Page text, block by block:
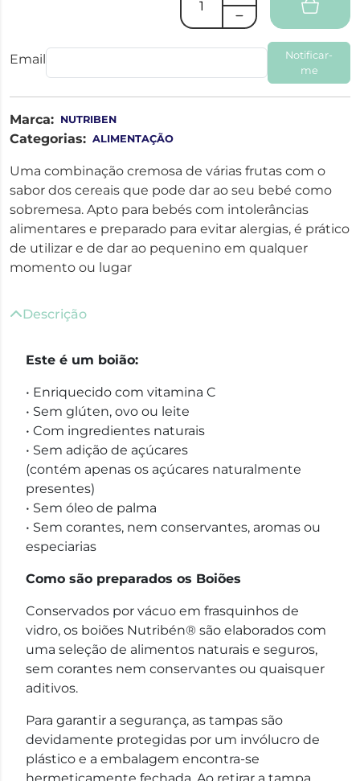
Email
Notificar-
me
Marca: NUTRIBEN
Categorias: ALIMENTAÇÃO
Uma combinação cremosa de várias frutas com o
sabor dos cereais que pode dar ao seu bebé como
sobremesa. Apto para bebés com intolerâncias
alimentares e preparado para evitar alergias, é prático
de utilizar e de dar ao pequenino em qualquer
momento ou lugar
Descrição
Este é um boião:
• Enriquecido com vitamina C
• Sem glúten, ovo ou leite
• Com ingredientes naturais
• Sem adição de açúcares
(contém apenas os açúcares naturalmente
presentes)
• Sem óleo de palma
• Sem corantes, nem conservantes, aromas ou
especiarias
Como são preparados os Boiões
Conservados por vácuo em frasquinhos de
vidro, os boiões Nutribén® são elaborados com
uma seleção de alimentos naturais e seguros,
sem corantes nem conservantes ou quaisquer
aditivos.
Para garantir a segurança, as tampas são
devidamente protegidas por um invólucro de
plástico e a embalagem encontra-se